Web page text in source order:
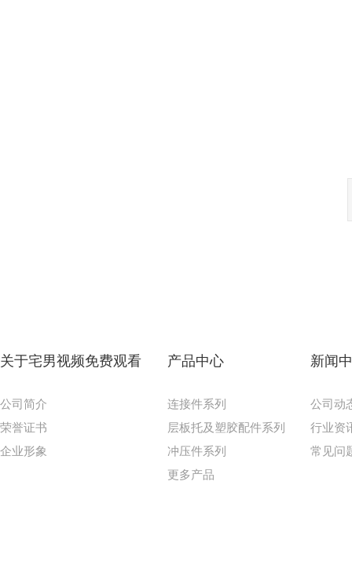
关于宅男视频免费观看
公司简介
荣誉证书
企业形象
产品中心
连接件系列
层板托及塑胶配件系列
冲压件系列
更多产品
新闻
公司动
行业资
常见问